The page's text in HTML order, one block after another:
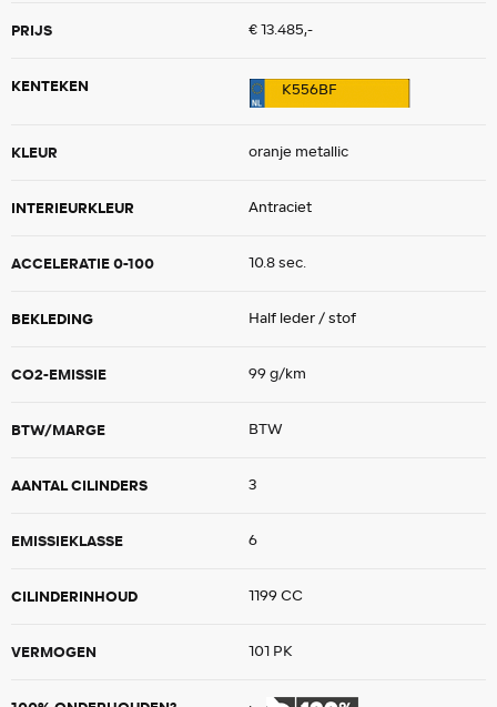
PRIJS € 13.485,-
KENTEKEN K556BF
KLEUR oranje metallic
INTERIEURKLEUR Antraciet
ACCELERATIE 0-100 10.8 sec.
BEKLEDING Half leder / stof
CO2-EMISSIE 99 g/km
BTW/MARGE BTW
AANTAL CILINDERS 3
EMISSIEKLASSE 6
CILINDERINHOUD 1199 CC
VERMOGEN 101 PK